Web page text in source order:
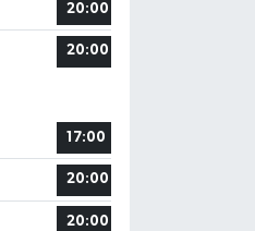
20:00
20:00
17:00
20:00
20:00